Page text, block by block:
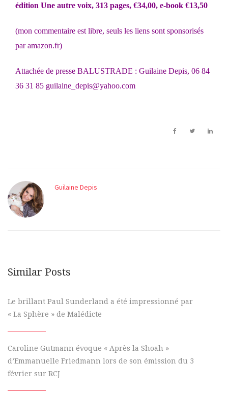
édition Une autre voix, 313 pages, €34,00, e-book €13,50
(mon commentaire est libre, seuls les liens sont sponsorisés
par amazon.fr)
Attachée de presse BALUSTRADE : Guilaine Depis, 06 84
36 31 85 guilaine_depis@yahoo.com
Guilaine Depis
Similar Posts
Le brillant Paul Sunderland a été impressionné par
« La Sphère » de Malédicte
Caroline Gutmann évoque « Après la Shoah »
d’Emmanuelle Friedmann lors de son émission du 3
février sur RCJ